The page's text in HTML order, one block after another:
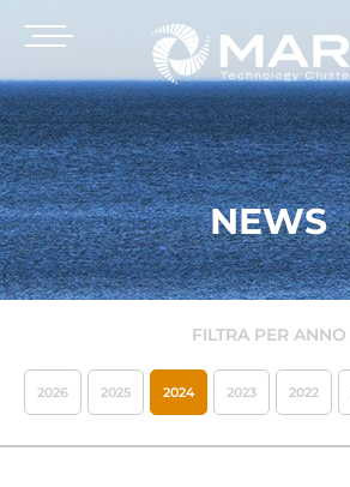
NEWS
FILTRA PER ANNO
2026 2025 2024 2023 2022